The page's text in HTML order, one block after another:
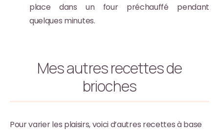
place dans un four préchauffé pendant
quelques minutes.
Mes autres recettes de
brioches
Pour varier les plaisirs, voici d’autres recettes à base